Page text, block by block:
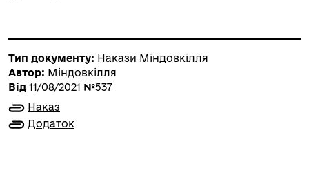
Тип документу: Накази Міндовкілля
Автор: Міндовкілля
Від 11/08/2021 №537
Наказ
Додаток